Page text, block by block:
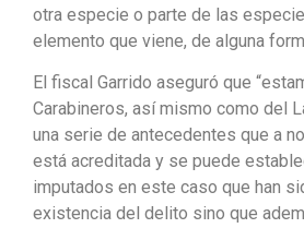
otra especie o parte de las
elemento que viene, de alguna
El fiscal Garrido aseguró que
Carabineros, así mismo como del
una serie de antecedentes que a
está acreditada y se puede
imputados en este caso que han
existencia del delito sino que